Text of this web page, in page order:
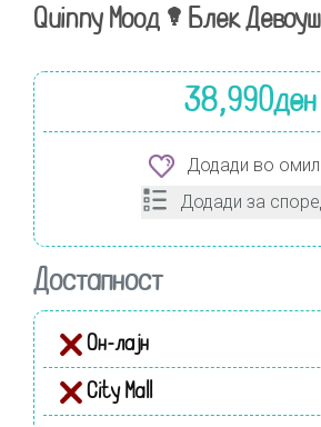
Quinny Моод – Блек
38,990ден
Додади во
Додади за
Достапност
Он-лајн
City Mall